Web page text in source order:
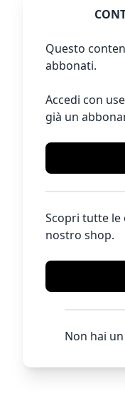
Questo
abbonati.
Accedi con
già un
Scopri tutte
nostro shop.
Non hai